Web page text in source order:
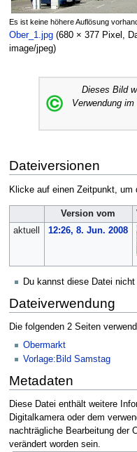
Es ist keine höhere Auflösung
Ober_1.jpg‎ (680 × 377 Pixel,
image/jpeg)
Dieses Bild
Verwendung im
Dateiversionen
Klicke auf einen Zeitpunkt, um
Version vom
aktuell
12:26, 8. Jun. 2008
Du kannst diese Datei
Dateiverwendung
Die folgenden 2 Seiten
Obermarkt
Vorlage:Bild Samstag
Metadaten
Diese Datei enthält weitere
Digitalkamera oder dem
nachträgliche Bearbeitung der
verändert worden sein.